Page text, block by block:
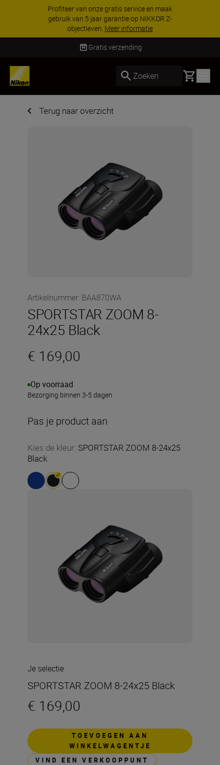
KORTING OP ACCESSOIRES | Bespaar 15% op
geselecteerde accessoires, maak je kit vandaag
nog compleetKoop nu
Gratis verzending
Zoeken Basket
Terug naar overzicht
Artikelnummer: BAA870WA
SPORTSTAR ZOOM 8-
24x25 Black
€ 169,00
Op voorraad
Bezorging binnen 3-5 dagen
Pas je product aan
Kies de kleur: SPORTSTAR ZOOM 8-24x25
Black
Je selectie
SPORTSTAR ZOOM 8-24x25 Black
€ 169,00
TOEVOEGEN AAN
WINKELWAGENTJE
VIND EEN VERKOOPPUNT